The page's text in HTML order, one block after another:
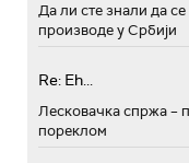
Да ли сте знали да
производе у Србији
Re: Eh...
Лесковачка спржа –
пореклом